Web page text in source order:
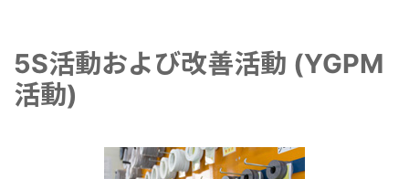
5S活動および改善活動 (YGPM
活動)